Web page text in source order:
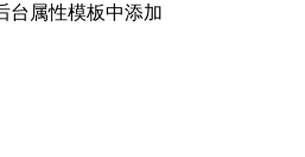
台属性模板中添加